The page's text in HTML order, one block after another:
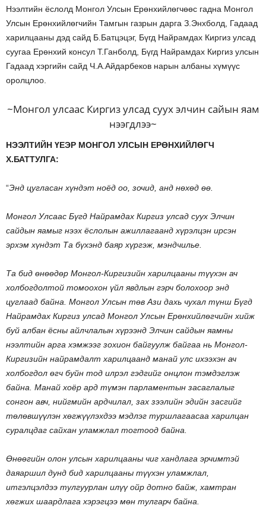
Нээлтийн ёслолд Монгол Улсын Ерөнхийлөгчөөс гадна Монгол
Улсын Ерөнхийлөгчийн Тамгын газрын дарга З.Энхболд, Гадаад
харилцааны дэд сайд Б.Батцэцэг, Бүгд Найрамдах Киргиз улсад
суугаа Ерөнхий консул Т.Ганболд, Бүгд Найрамдах Киргиз улсын
Гадаад хэргийн сайд Ч.А.Айдарбеков нарын албаны хүмүүс
оролцлоо.
~Монгол улсаас Киргиз улсад суух элчин сайын яам
нээгдлээ~
НЭЭЛТИЙН ҮЕЭР МОНГОЛ УЛСЫН ЕРӨНХИЙЛӨГЧ
Х.БАТТУЛГА:
“Энд цугласан хүндэт ноёд оо, зочид, анд нөхөд өө.
Монгол Улсаас Бүгд Найрамдах Киргиз улсад суух Элчин
сайдын яамыг нээх ёслолын ажиллагаанд хүрэлцэн ирсэн
эрхэм хүндэт Та бүхэнд баяр хүргэж, мэндчилье.
Та бид өнөөдөр Монгол-Киргизийн харилцааны түүхэн ач
холбогдолтой томоохон үйл явдлын гэрч болохоор энд
цуглаад байна. Монгол Улсын төв Ази дахь чухал түнш Бүгд
Найрамдах Киргиз улсад Монгол Улсын Ерөнхийлөгчийн хийж
буй албан ёсны айлчлалын хүрээнд Элчин сайдын яамны
нээлтийн арга хэмжээг зохион байгуулж байгаа нь Монгол-
Киргизийн найрамдалт харилцаанд манай улс ихээхэн ач
холбогдол өгч буйн тод илрэл гэдгийг онцлон тэмдэглэж
байна. Манай хоёр ард түмэн парламентын засаглалыг
сонгон авч, нийгмийн ардчилал, зах зээлийн эдийн засгийг
төлөвшүүлэн хөгжүүлэхдээ мэдлэг туршлагаасаа харилцан
суралцдаг сайхан уламжлал тогтоод байна.
Өнөөгийн олон улсын харилцааны чиг хандлага эрчимтэй
даяаршил дунд бид харилцааны түүхэн уламжлал,
итгэлцэлдээ тулгуурлан илүү ойр дотно байж, хамтран
хөгжих шаардлага хэрэгцээ мөн тулгарч байна.